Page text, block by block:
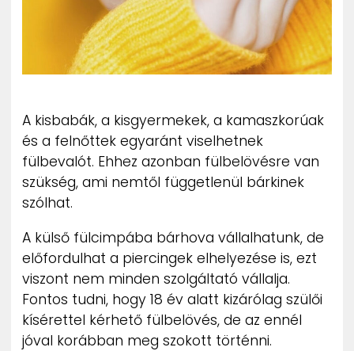
A kisbabák, a kisgyermekek, a kamaszkorúak
és a felnőttek egyaránt viselhetnek
fülbevalót. Ehhez azonban fülbelövésre van
szükség, ami nemtől függetlenül bárkinek
szólhat.
A külső fülcimpába bárhova vállalhatunk, de
előfordulhat a piercingek elhelyezése is, ezt
viszont nem minden szolgáltató vállalja.
Fontos tudni, hogy 18 év alatt kizárólag szülői
kísérettel kérhető fülbelövés, de az ennél
jóval korábban meg szokott történni.